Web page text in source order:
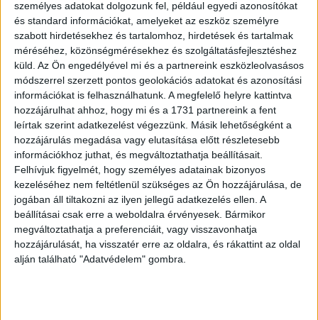
személyes adatokat dolgozunk fel, például egyedi azonosítókat
és standard információkat, amelyeket az eszköz személyre
szabott hirdetésekhez és tartalomhoz, hirdetések és tartalmak
méréséhez, közönségmérésekhez és szolgáltatásfejlesztéshez
küld. Az Ön engedélyével mi és a partnereink eszközleolvasásos
módszerrel szerzett pontos geolokációs adatokat és azonosítási
információkat is felhasználhatunk. A megfelelő helyre kattintva
hozzájárulhat ahhoz, hogy mi és a 1731 partnereink a fent
leírtak szerint adatkezelést végezzünk. Másik lehetőségként a
hozzájárulás megadása vagy elutasítása előtt részletesebb
információkhoz juthat, és megváltoztathatja beállításait.
Felhívjuk figyelmét, hogy személyes adatainak bizonyos
kezeléséhez nem feltétlenül szükséges az Ön hozzájárulása, de
jogában áll tiltakozni az ilyen jellegű adatkezelés ellen. A
beállításai csak erre a weboldalra érvényesek. Bármikor
megváltoztathatja a preferenciáit, vagy visszavonhatja
hozzájárulását, ha visszatér erre az oldalra, és rákattint az oldal
alján található "Adatvédelem" gombra.
Johannis Dolaei Med. Doctoris ... Encyclopaedia, Medica
Dogmatica: In Qua Omnes Affecus Interni, a Quibus
Machina illa divina, sive Corpus humanum affligi
unquam observatum fuit, juxta Celeberrimorum in
Medicinâ Antistitum Principia plenariè pertractantur ….
Johann Doläus (1651-1707) német orvos, Hessen-Kassel
tartománygrófjának személyi orvosa. Nagy lélegzetű
munkája, mintegy az orvostudomány könyvtáraként, sorra
veszi és összehasonlítja híres orvosok tanait, az ókortól
a saját koráig bezárólag.
Korabeli pergamen kötés, a gerincen a cím kézírással.
Foxingos.